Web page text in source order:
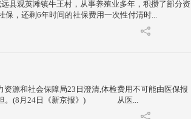
县观英滩镇牛王村，从事养殖业多年，积攒了部分资
，还剩6年时间的社保费用一次性付清时...
源和社会保障局23日澄清,体检费用不可能由医保报
承担。(8月24日《新京报》) 从医...